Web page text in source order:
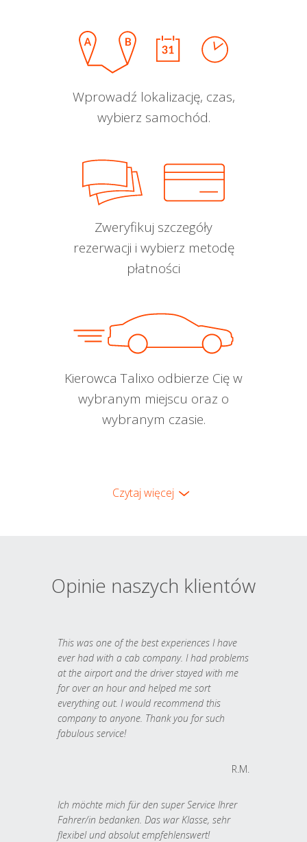
Wprowadź lokalizację, czas,
wybierz samochód.
Zweryfikuj szczegóły
rezerwacji i wybierz metodę
płatności
Kierowca Talixo odbierze Cię w
wybranym miejscu oraz o
wybranym czasie.
Czytaj więcej
Opinie naszych klientów
This was one of the best experiences I have
ever had with a cab company. I had problems
at the airport and the driver stayed with me
for over an hour and helped me sort
everything out. I would recommend this
company to anyone. Thank you for such
fabulous service!
R.M.
Ich möchte mich für den super Service Ihrer
Fahrer/in bedanken. Das war Klasse, sehr
flexibel und absolut empfehlenswert!